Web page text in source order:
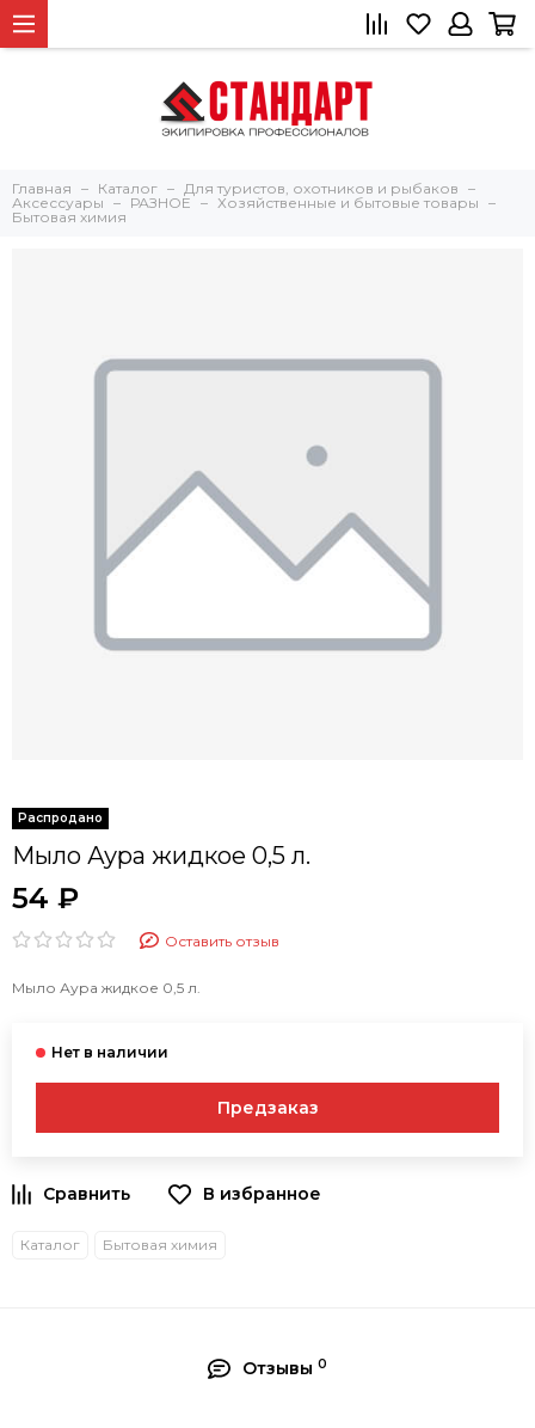
Главная Каталог
Для туристов, охотников и рыбаков
Аксессуары
РАЗНОЕ
Хозяйственные и бытовые товары
Бытовая химия
Мыло Аура жидкое 0,5 л.
54 ₽
Оставить отзыв
Мыло Аура жидкое 0,5 л.
Предзаказ
В избранное
Каталог Бытовая химия
Отзывы 0